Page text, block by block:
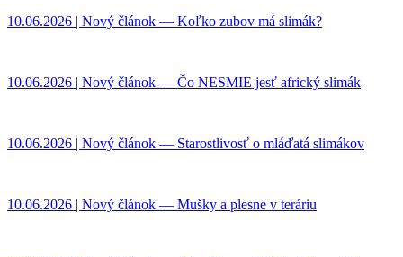
10.06.2026 | Nový článok — Koľko zubov má slimák?
10.06.2026 | Nový článok — Čo NESMIE jesť africký slimák
10.06.2026 | Nový článok — Starostlivosť o mláďatá slimákov
10.06.2026 | Nový článok — Mušky a plesne v teráriu